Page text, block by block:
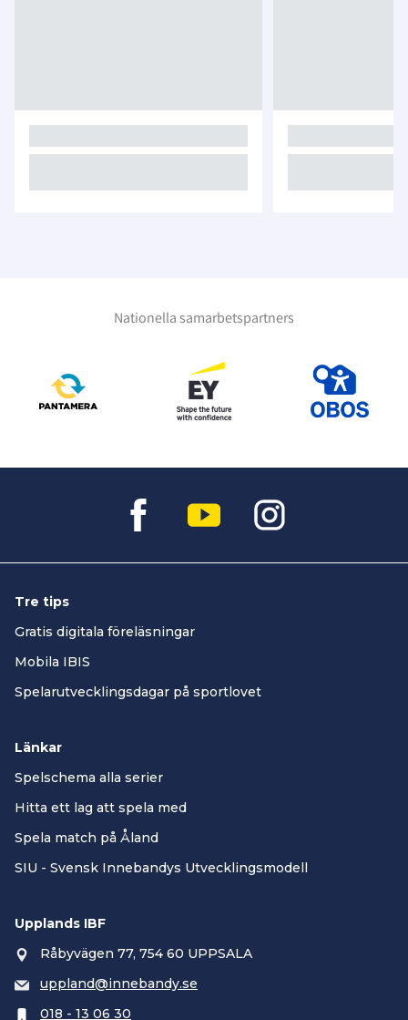
Nationella samarbetspartners
Tre tips
Gratis digitala föreläsningar
Mobila IBIS
Spelarutvecklingsdagar på sportlovet
Länkar
Spelschema alla serier
Hitta ett lag att spela med
Spela match på Åland
SIU - Svensk Innebandys Utvecklingsmodell
Upplands IBF
Råbyvägen 77, 754 60 UPPSALA
uppland@innebandy.se
018 - 13 06 30